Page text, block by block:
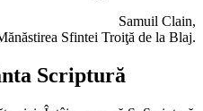
Samuil Clain,
Sfintei Troiţă de la Blaj.
Scriptură